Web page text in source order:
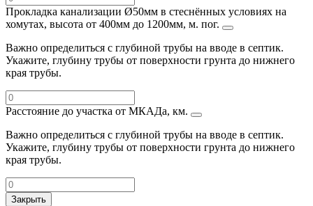
Прокладка канализации Ø50мм в стеснённых условиях на
хомутах, высота от 400мм до 1200мм, м. пог.
Важно определиться с глубиной трубы на вводе в септик.
Укажите, глубину трубы от поверхности грунта до нижнего
края трубы.
Расстояние до участка от МКАДа, км.
Важно определиться с глубиной трубы на вводе в септик.
Укажите, глубину трубы от поверхности грунта до нижнего
края трубы.
Закрыть